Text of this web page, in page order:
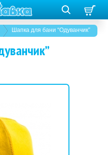
Шапка для бани “Одуванчик”